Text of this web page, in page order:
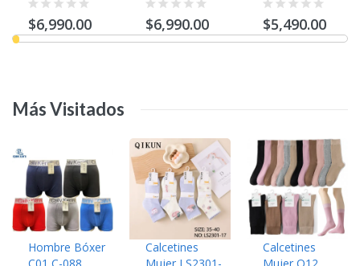
$6,990.00 $6,990.00 $5,490.00
MásVisitados
Hombre Bóxer
C01 C-088
Calcetines
Mujer LS2301-
Calcetines
Mujer Q12